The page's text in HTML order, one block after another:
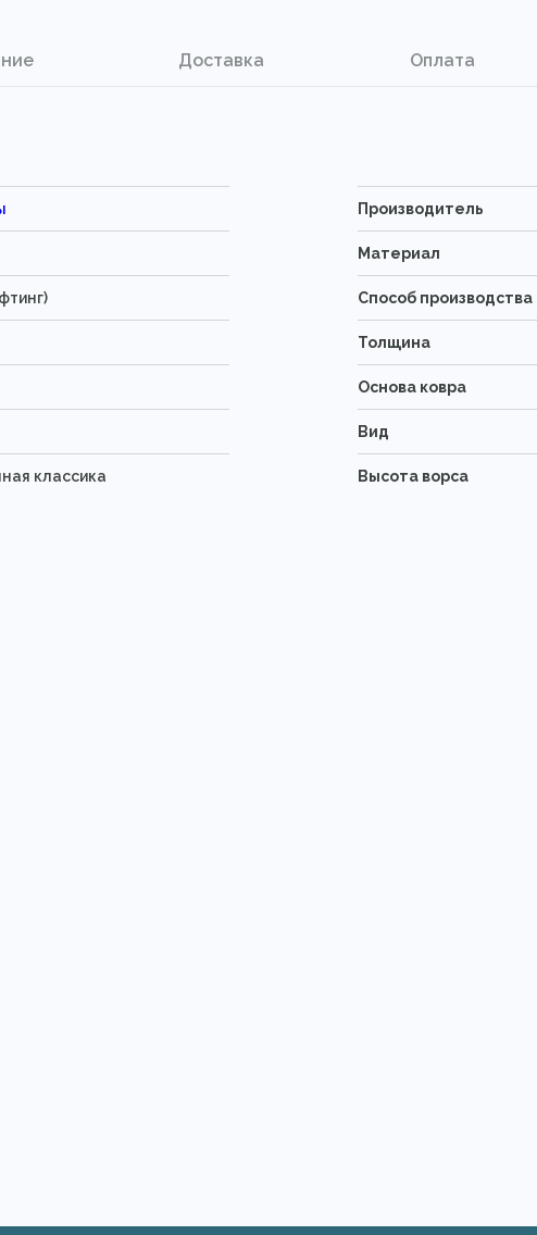
Доставка Оплата
Производитель
Материал
Способ производства
Толщина
Основа ковра
Вид
классика Высота ворса